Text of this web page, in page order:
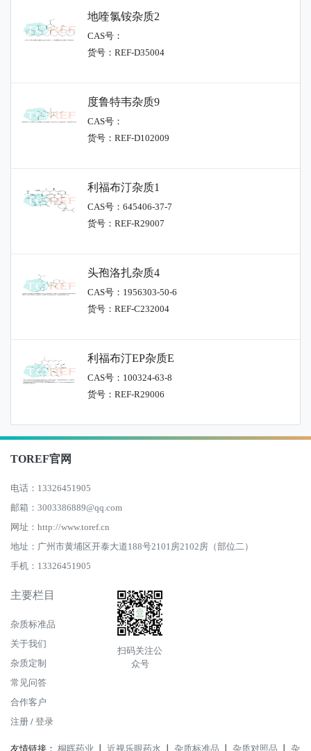
地喹氯铵杂质2
CAS号：
货号：REF-D35004
度鲁特韦杂质9
CAS号：
货号：REF-D102009
利福布汀杂质1
CAS号：645406-37-7
货号：REF-R29007
头孢洛扎杂质4
CAS号：1956303-50-6
货号：REF-C232004
利福布汀EP杂质E
CAS号：100324-63-8
货号：REF-R29006
TOREF官网
电话：13326451905
邮箱：3003386889@qq.com
网址：http://www.toref.cn
地址：广州市黄埔区开泰大道188号2101房2102房（部位二）
手机：13326451905
主要栏目
杂质标准品
关于我们
杂质定制
常见问答
合作客户
注册 / 登录
扫码关注公
众号